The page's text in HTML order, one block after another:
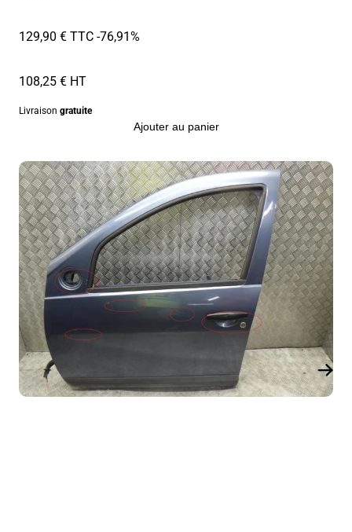
129,90 € TTC-76,91%
108,25 € HT
Livraison gratuite
Ajouter au panier